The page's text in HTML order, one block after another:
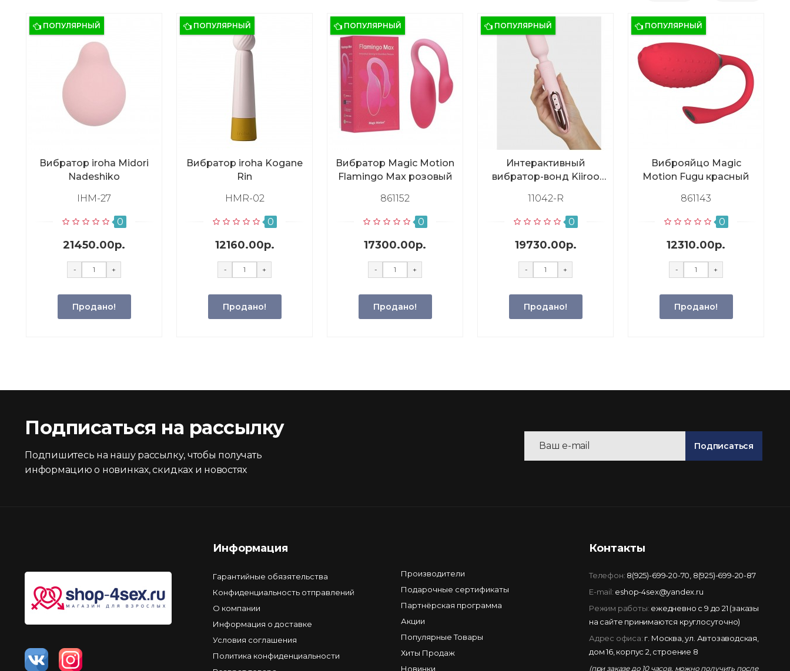
ПОПУЛЯРНЫЙ
Вибратор iroha Midori
Nadeshiko
IHM-27
0
21450.00р.
- +
Продано!
ПОПУЛЯРНЫЙ
Вибратор iroha Kogane
Rin
HMR-02
0
12160.00р.
- +
Продано!
ПОПУЛЯРНЫЙ
Вибратор Magic Motion
Flamingo Max розовый
861152
0
17300.00р.
- +
Продано!
ПОПУЛЯРНЫЙ
Интерактивный
вибратор-вонд Kiiroo
11042-R
0
19730.00р.
- +
Продано!
ПОПУЛЯРНЫЙ
Виброяйцо Magic
Motion Fugu красный
861143
0
12310.00р.
- +
Продано!
Подписаться на рассылку
Подпишитесь на нашу рассылку, чтобы получать
информацию о новинках, скидках и новостях
Подписаться
Информация
Гарантийные обязятельства
Конфиденциальность отправлений
О компании
Информация о доставке
Условия соглашения
Политика конфиденциальности
Производители
Подарочные сертификаты
Партнёрская программа
Акции
Популярные Товары
Хиты Продаж
Новинки
Контакты
Телефон: 8(925)-699-20-70 8(925)-699-20-87
E-mail: eshop-4sex@yandex.ru
Режим работы: ежедневно с 9 до 21 (заказы
на сайте принимаются круглосуточно)
Адрес офиса: г. Москва, ул. Автозаводская,
дом 16, корпус 2, строение 8
(при заказе до 10 часов, можно получить после